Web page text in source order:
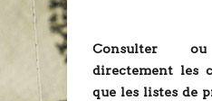
Consulter ou
directement les
que les listes de